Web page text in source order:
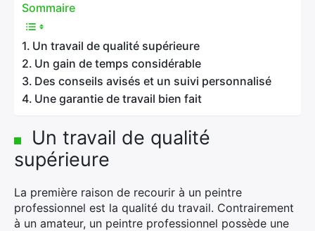
Sommaire
Un travail de qualité supérieure
Un gain de temps considérable
Des conseils avisés et un suivi personnalisé
Une garantie de travail bien fait
Un travail de qualité
supérieure
La première raison de recourir à un peintre
professionnel est la qualité du travail. Contrairement
à un amateur, un peintre professionnel possède une